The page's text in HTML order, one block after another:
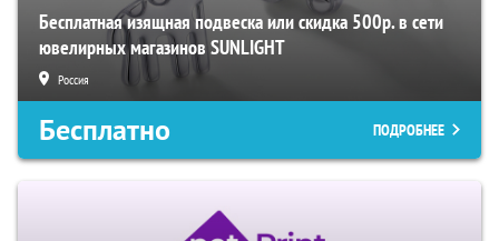
Бесплатная изящная подвеска или скидка 500р. в сети
ювелирных магазинов SUNLIGHT
Россия
Бесплатно ПОДРОБНЕЕ